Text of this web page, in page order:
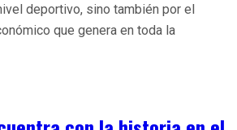
deportivo, sino también por el
que genera en toda la